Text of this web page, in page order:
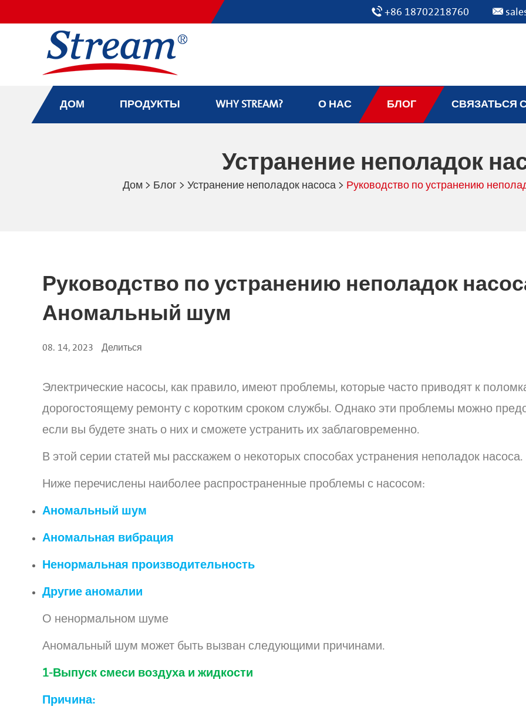
+86 18702218760
ДОМ ПРОДУКТЫ WHY STREAM? О НАС БЛОГ СВЯЗАТЬСЯ
Устранение неполадок
Дом > Блог > Устранение неполадок насоса > Руководство по устранению
Руководство по устранению неполадок
Аномальный шум
08. 14, 2023 Делиться
Электрические насосы, как правило, имеют проблемы, которые часто приводят к
дорогостоящему ремонту с коротким сроком службы. Однако эти проблемы можно
если вы будете знать о них и сможете устранить их заблаговременно.
В этой серии статей мы расскажем о некоторых способах устранения неполадок насоса.
Ниже перечислены наиболее распространенные проблемы с насосом:
Аномальный шум
Аномальная вибрация
Ненормальная производительность
Другие аномалии
О ненормальном шуме
Аномальный шум может быть вызван следующими причинами.
1-Выпуск смеси воздуха и жидкости
Причина: